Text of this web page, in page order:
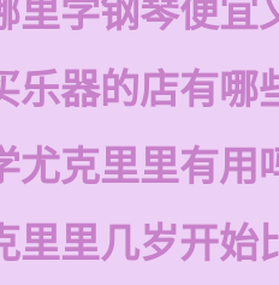
里学钢琴便宜
乐器的店有哪
尤克里里有用
里里几岁开始